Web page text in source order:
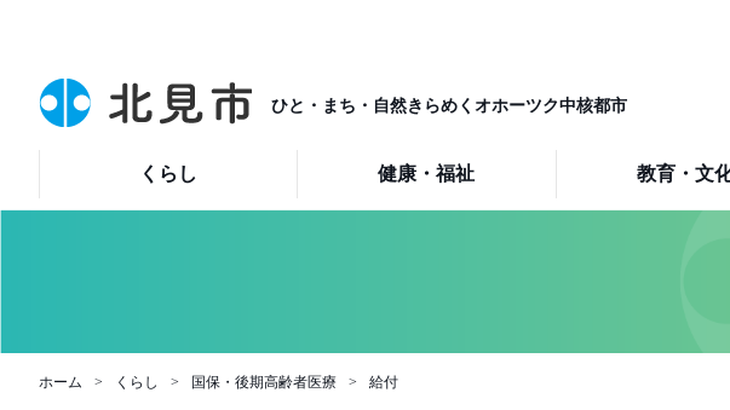
ひと・まち・自然きらめくオホーツク中核都市
くらし 健康・福祉 教育・文
ホーム くらし 国保・後期高齢者医療 給付